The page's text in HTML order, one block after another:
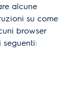
alcune
su come
browser